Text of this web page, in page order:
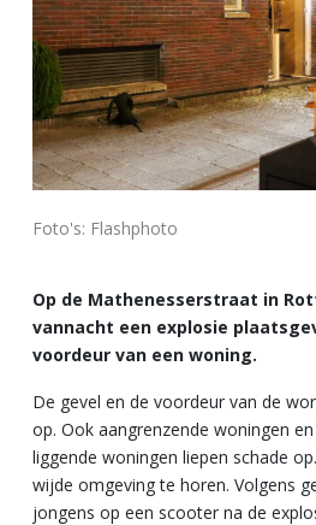
Foto's: Flashphoto
Op de Mathenesserstraat in
vannacht een explosie
voordeur van een woning.
De gevel en de voordeur van de
op. Ook aangrenzende woningen
liggende woningen liepen schade
wijde omgeving te horen. Volgens
jongens op een scooter na de